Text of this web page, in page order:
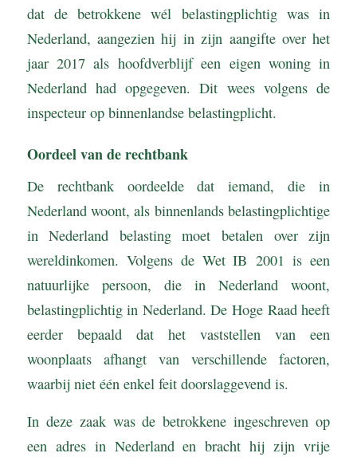
dat de betrokkene wél belastingplichtig was in
Nederland, aangezien hij in zijn aangifte over het
jaar 2017 als hoofdverblijf een eigen woning in
Nederland had opgegeven. Dit wees volgens de
inspecteur op binnenlandse belastingplicht.
Oordeel van de rechtbank
De rechtbank oordeelde dat iemand, die in
Nederland woont, als binnenlands belastingplichtige
in Nederland belasting moet betalen over zijn
wereldinkomen. Volgens de Wet IB 2001 is een
natuurlijke persoon, die in Nederland woont,
belastingplichtig in Nederland. De Hoge Raad heeft
eerder bepaald dat het vaststellen van een
woonplaats afhangt van verschillende factoren,
waarbij niet één enkel feit doorslaggevend is.
In deze zaak was de betrokkene ingeschreven op
een adres in Nederland en bracht hij zijn vrije